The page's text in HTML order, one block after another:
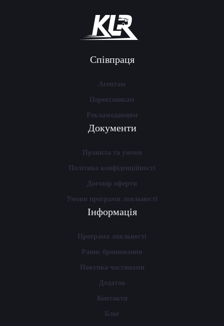
Співпраця
Агентам
Перевізникам
Рекламодавцям
Документи
Правила та умови
Політика конфіденційності
Договір оферти
Умови програми лояльності
Інформація
Програма лояльності
Раннє бронювання
Покупка частинами
Додаток
Контакти
Блог